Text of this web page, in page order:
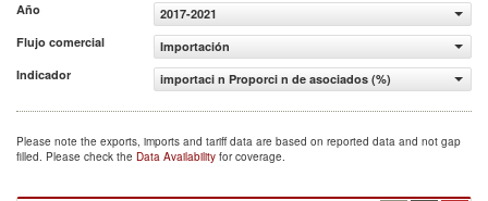
Año
2017-2021
Flujo comercial
Importación
Indicador
importaci n Proporci n de asociados (%)
Please note the exports, imports and tariff data are based on reported data and not gap
filled. Please check the Data Availability for coverage.